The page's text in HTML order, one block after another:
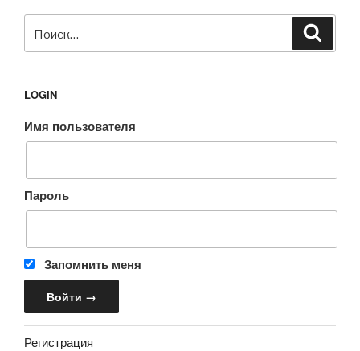
LOGIN
Имя пользователя
Пароль
Запомнить меня
Регистрация